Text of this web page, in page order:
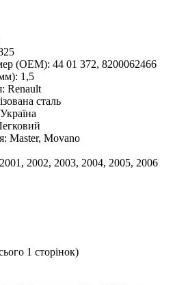
(OEM): 44 01 372, 8200062466
1,5
Renault
сталь
Україна
Master, Movano
2001, 2002, 2003, 2004, 2005, 2006
1 сторінок)